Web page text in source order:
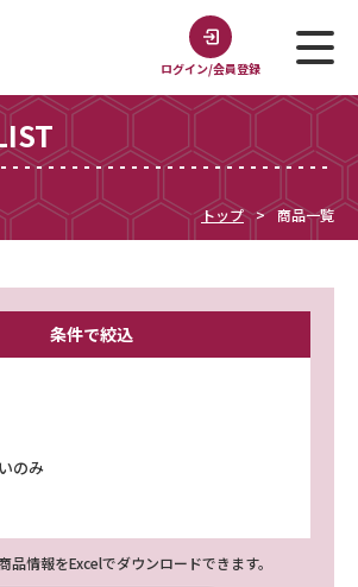
ログイン/会員登録
トップ 商品一覧
条件で絞込
のみ
品情報をExcelでダウンロードできます。